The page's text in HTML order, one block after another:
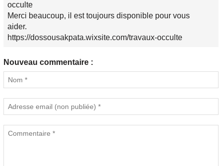
occulte
Merci beaucoup, il est toujours disponible pour vous
aider.
https://dossousakpata.wixsite.com/travaux-occulte
Nouveau commentaire :